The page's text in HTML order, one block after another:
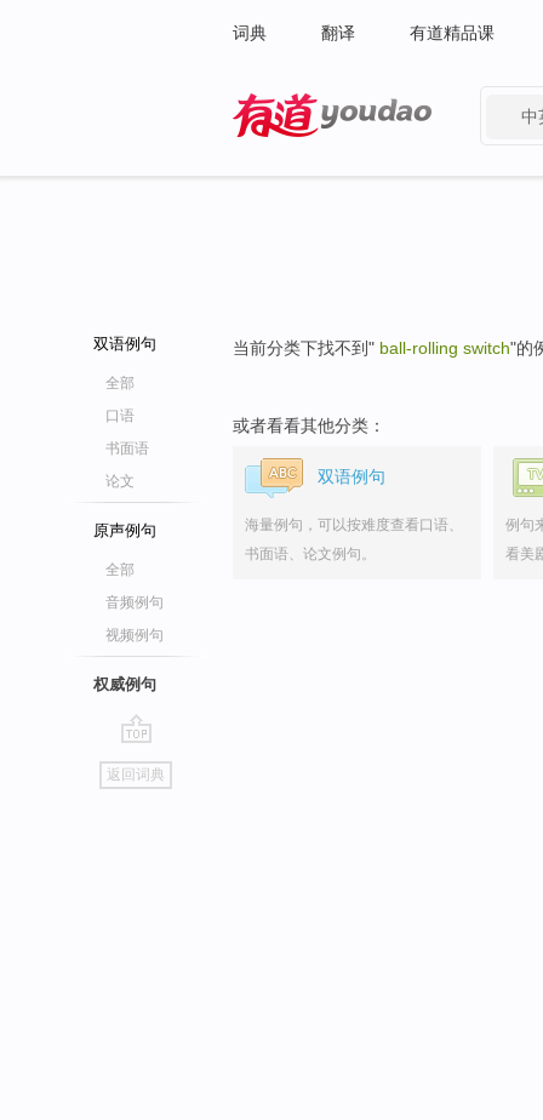
词典 翻译 有道精品课
中
双语例句
全部
口语
书面语
论文
原声例句
全部
音频例句
视频例句
权威例句
go
top
返回词典
当前分类下找不到" ball-rolling switch"的
或者看看其他分类：
双语例句
海量例句，可以按难度查看口语、
书面语、论文例句。
例句
看美